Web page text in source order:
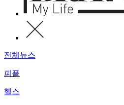
전체뉴스
피플
헬스